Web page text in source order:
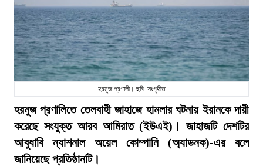
হরমুজ প্রণালী। ছবি: সংগৃহীত
হরমুজ প্রণালিতে তেলবাহী জাহাজে হামলার ঘটনায় ইরানকে দায়ী
করেছে সংযুক্ত আরব আমিরাত (ইউএই)। জাহাজটি দেশটির
আবুধাবি ন্যাশনাল অয়েল কোম্পানি (অ্যাডনক)-এর বলে
জানিয়েছে প্রতিষ্ঠানটি।